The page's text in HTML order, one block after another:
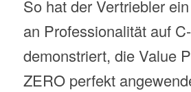
So hat der Vertriebler
an Professionalität auf
demonstriert, die Value
ZERO perfekt